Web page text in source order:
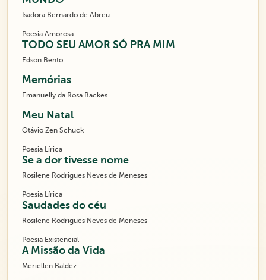
Isadora Bernardo de Abreu
Poesia Amorosa
TODO SEU AMOR SÓ PRA MIM
Edson Bento
Memórias
Emanuelly da Rosa Backes
Meu Natal
Otávio Zen Schuck
Poesia Lírica
Se a dor tivesse nome
Rosilene Rodrigues Neves de Meneses
Poesia Lírica
Saudades do céu
Rosilene Rodrigues Neves de Meneses
Poesia Existencial
A Missão da Vida
Meriellen Baldez